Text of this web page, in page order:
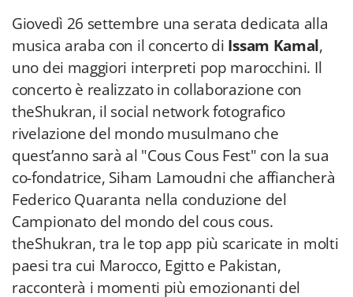
Giovedì 26 settembre una serata dedicata alla
musica araba con il concerto di Issam Kamal,
uno dei maggiori interpreti pop marocchini. Il
concerto è realizzato in collaborazione con
theShukran, il social network fotografico
rivelazione del mondo musulmano che
quest’anno sarà al "Cous Cous Fest" con la sua
co-fondatrice, Siham Lamoudni che affiancherà
Federico Quaranta nella conduzione del
Campionato del mondo del cous cous.
theShukran, tra le top app più scaricate in molti
paesi tra cui Marocco, Egitto e Pakistan,
racconterà i momenti più emozionanti del